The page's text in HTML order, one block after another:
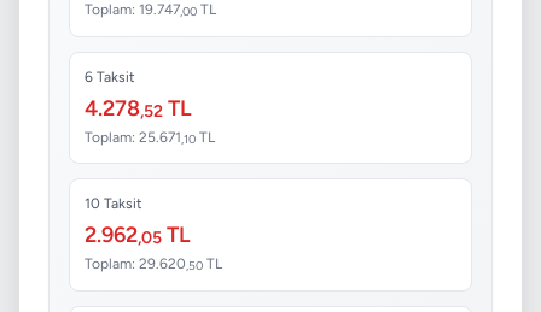
Toplam: 19.747,00 TL
6 Taksit
4.278,52 TL
Toplam: 25.671 ,10 TL
10 Taksit
2.962,05 TL
Toplam: 29.620 ,50 TL